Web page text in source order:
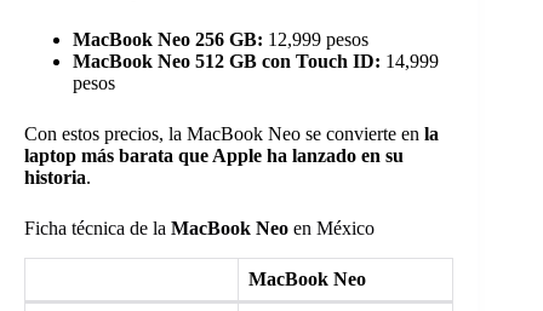
MacBook Neo 256 GB: 12,999 pesos
MacBook Neo 512 GB con Touch ID: 14,999
pesos
Con estos precios, la MacBook Neo se convierte en la
laptop más barata que Apple ha lanzado en su
historia.
Ficha técnica de la MacBook Neo en México
MacBook Neo